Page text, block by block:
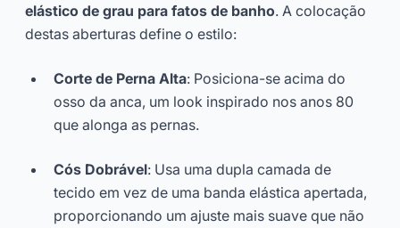
elástico de grau para fatos de banho. A colocação
destas aberturas define o estilo:
Corte de Perna Alta: Posiciona-se acima do
osso da anca, um look inspirado nos anos 80
que alonga as pernas.
Cós Dobrável: Usa uma dupla camada de
tecido em vez de uma banda elástica apertada,
proporcionando um ajuste mais suave que não